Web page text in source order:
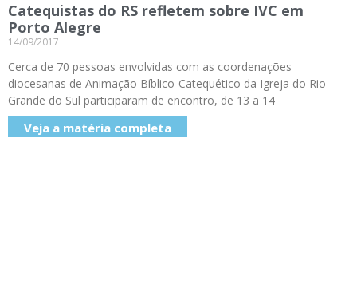
Catequistas do RS refletem sobre IVC em
Porto Alegre
14/09/2017
Cerca de 70 pessoas envolvidas com as coordenações
diocesanas de Animação Bíblico-Catequético da Igreja do Rio
Grande do Sul participaram de encontro, de 13 a 14
Veja a matéria completa